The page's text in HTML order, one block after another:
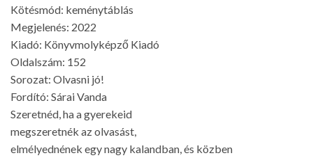
Kötésmód: keménytáblás
Megjelenés: 2022
Kiadó: Könyvmolyképző Kiadó
Oldalszám: 152
Sorozat: Olvasni jó!
Fordító: Sárai Vanda
Szeretnéd, ha a gyerekeid
megszeretnék az olvasást,
elmélyednének egy nagy kalandban, és közben